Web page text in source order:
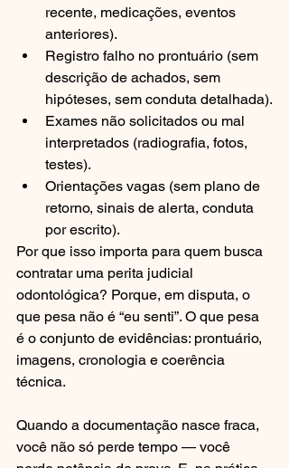
recente, medicações, eventos
anteriores).
Registro falho no prontuário (sem
descrição de achados, sem
hipóteses, sem conduta detalhada).
Exames não solicitados ou mal
interpretados (radiografia, fotos,
testes).
Orientações vagas (sem plano de
retorno, sinais de alerta, conduta
por escrito).
Por que isso importa para quem busca
contratar uma perita judicial
odontológica? Porque, em disputa, o
que pesa não é “eu senti”. O que pesa
é o conjunto de evidências: prontuário,
imagens, cronologia e coerência
técnica.
Quando a documentação nasce fraca,
você não só perde tempo — você